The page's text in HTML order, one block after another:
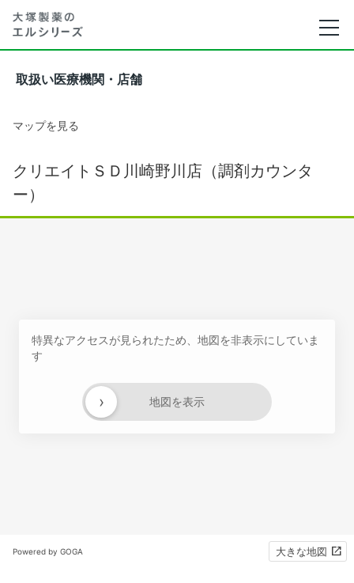
取扱い医療機関・店舗
マップを見る
クリエイトＳＤ川崎野川店（調剤カウンタ
ー）
特異なアクセスが見られたため、地図を非表示にしていま
す
地図を表示
›
Powered by GOGA 大きな地図